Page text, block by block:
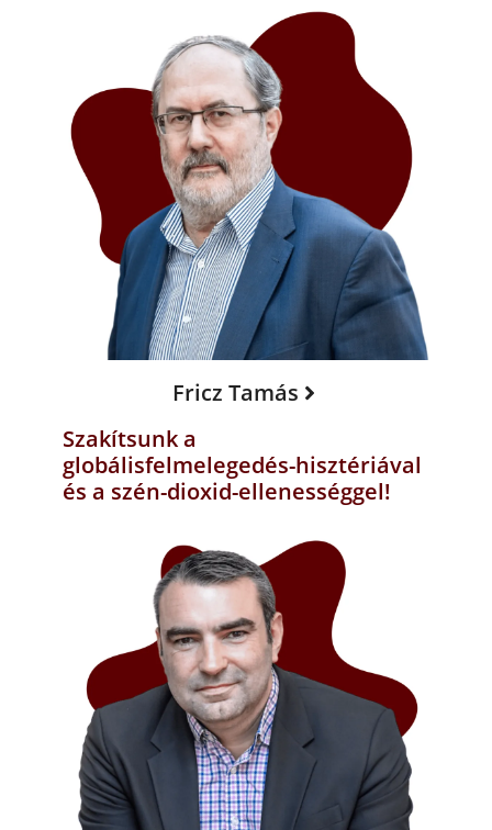
Fricz Tamás
Szakítsunk a
globálisfelmelegedés-hisztériával
és a szén-dioxid-ellenességgel!